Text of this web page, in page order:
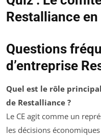
Restalliance
Questions
d’entreprise
Quel est le rôle
de Restalliance ?
Le CE agit comme un
les décisions